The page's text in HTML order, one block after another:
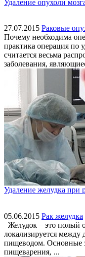
Удаление опухоли
27.07.2015 Раковые
Почему необходима
практика операция по
считается весьма
заболевания,
Удаление желудка при
05.06.2015 Рак желудка
Желудок – это полый
локализируется между
пищеводом. Основные
пищеварения, ...